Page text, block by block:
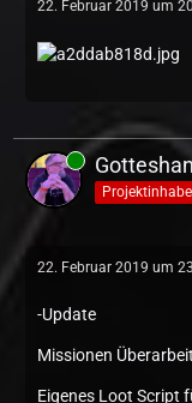
22. Februar 2019 um
22. Februar 2019 um
-Update
Missionen
Eigenes Loot Script